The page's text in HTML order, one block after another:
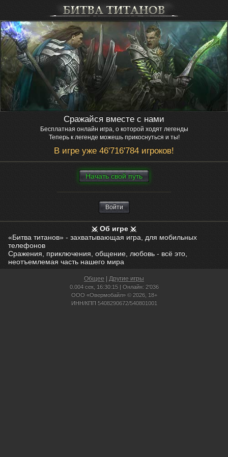
Сражайся вместе с нами
Бесплатная онлайн игра, о которой ходят легенды
Теперь к легенде можешь прикоснуться и ты!
В игре уже 46'716'784 игроков!
Нaчaть свой путь
Войти
Об игре
«Битва титанов» - захватывающая игра, для мобильных
телефонов
Сражения, приключения, общение, любовь - всё это,
неотъемлемая часть нашего мира
Общее Другие игры
0.004 сек, 16:30:15 | Онлайн: 2'036
ООО «Овермобайл» © 2026, 18+
ИНН/КПП 5408290672/540801001